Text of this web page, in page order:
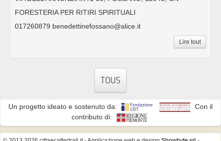
FORESTERIA PER RITIRI SPIRITUALI
017260879 benedettinefossano@alice.it
Lire tout
TOUS
Un progetto ideato e sostenuto da:
Con il
contributo di: